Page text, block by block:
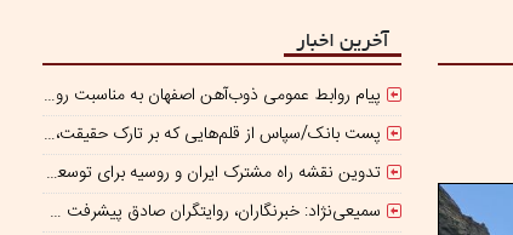
آخرین اخبار
پیام روابط عمومی ذوب‌آهن اصفهان به مناسبت روز خبرنگار
پست بانک/سپاس از قلم‌هایی که بر تارک حقیقت، روشنایی می‌ آفرینند
تدوین نقشه راه مشترک ایران و روسیه برای توسعه تجارت و سرمایه‌گذاری صنعتی
سمیعی‌نژاد: خبرنگاران، روایتگران صادق پیشرفت معدن و صنایع معدنی هستند